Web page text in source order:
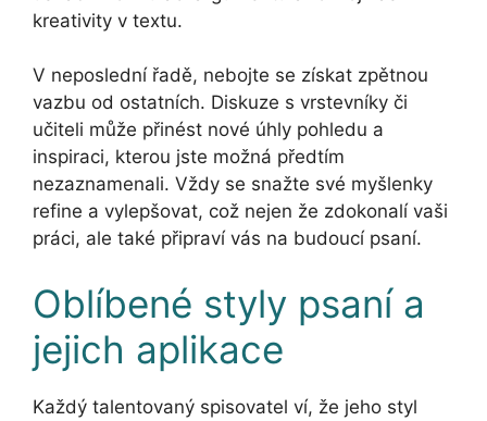
kreativity v textu.
V neposlední řadě, nebojte se získat zpětnou
vazbu od ostatních. Diskuze s vrstevníky či
učiteli může přinést nové úhly pohledu a
inspiraci, kterou jste možná předtím
nezaznamenali. Vždy se snažte své myšlenky
refine a vylepšovat, což nejen že zdokonalí vaši
práci, ale také připraví vás na budoucí psaní.
Oblíbené styly psaní a
jejich aplikace
Každý talentovaný spisovatel ví, že jeho styl